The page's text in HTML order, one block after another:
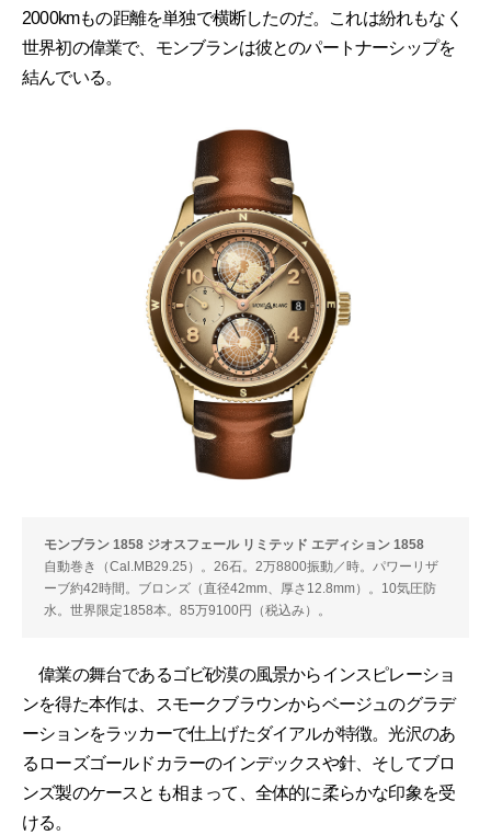
2000kmもの距離を単独で横断したのだ。これは紛れもなく
世界初の偉業で、モンブランは彼とのパートナーシップを
結んでいる。
モンブラン 1858 ジオスフェール リミテッド エディション 1858
自動巻き（Cal.MB29.25）。26石。2万8800振動／時。パワーリザ
ーブ約42時間。ブロンズ（直径42mm、厚さ12.8mm）。10気圧防
水。世界限定1858本。85万9100円（税込み）。
偉業の舞台であるゴビ砂漠の風景からインスピレーショ
ンを得た本作は、スモークブラウンからベージュのグラデ
ーションをラッカーで仕上げたダイアルが特徴。光沢のあ
るローズゴールドカラーのインデックスや針、そしてブロ
ンズ製のケースとも相まって、全体的に柔らかな印象を受
ける。